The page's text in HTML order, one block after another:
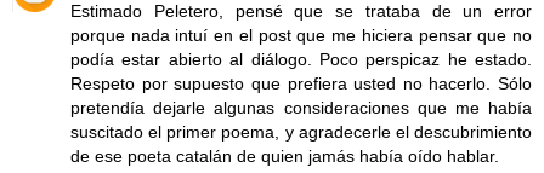
Estimado Peletero, pensé que se trataba de un error
porque nada intuí en el post que me hiciera pensar que no
podía estar abierto al diálogo. Poco perspicaz he estado.
Respeto por supuesto que prefiera usted no hacerlo. Sólo
pretendía dejarle algunas consideraciones que me había
suscitado el primer poema, y agradecerle el descubrimiento
de ese poeta catalán de quien jamás había oído hablar.